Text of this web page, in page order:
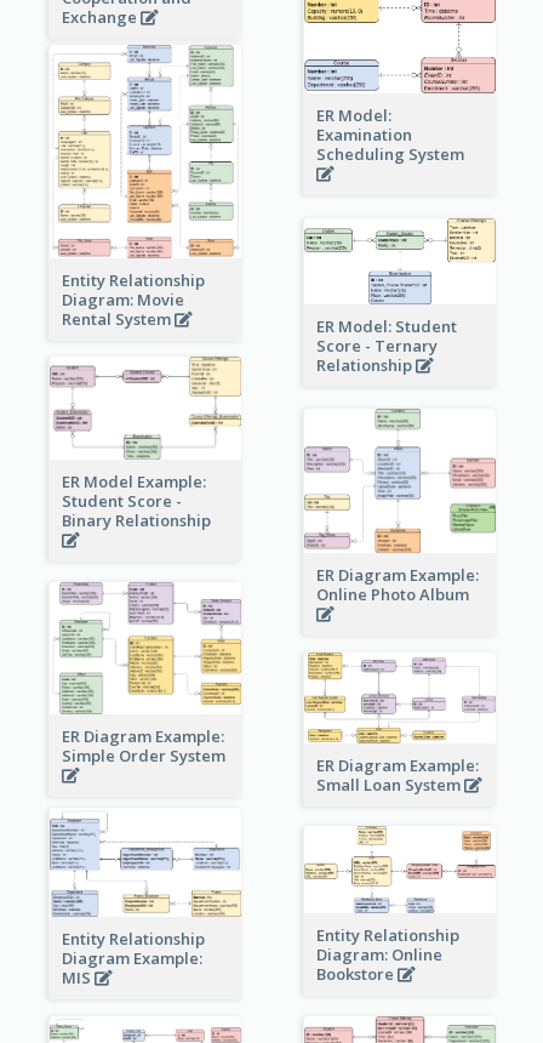
Exchange
ER Model:
Examination
Scheduling System
Entity Relationship
Diagram: Movie
Rental System
ER Model: Student
Score - Ternary
Relationship
ER Model Example:
Student Score -
Binary Relationship
ER Diagram Example:
Online Photo Album
ER Diagram Example:
Simple Order System
ER Diagram Example:
Small Loan System
Entity Relationship
Diagram Example:
MIS
Entity Relationship
Diagram: Online
Bookstore